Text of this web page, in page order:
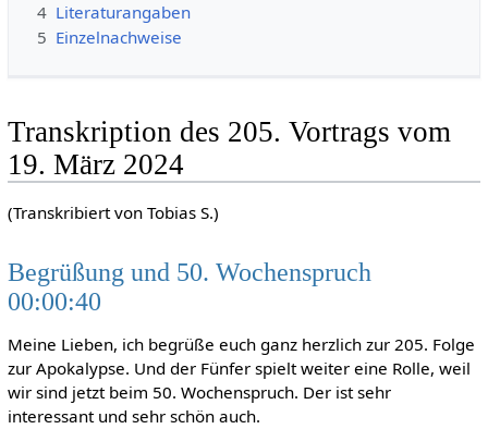
4 Literaturangaben
5 Einzelnachweise
Transkription des 205. Vortrags vom
19. März 2024
(Transkribiert von Tobias S.)
Begrüßung und 50. Wochenspruch
00:00:40
Meine Lieben, ich begrüße euch ganz herzlich zur 205. Folge
zur Apokalypse. Und der Fünfer spielt weiter eine Rolle, weil
wir sind jetzt beim 50. Wochenspruch. Der ist sehr
interessant und sehr schön auch.